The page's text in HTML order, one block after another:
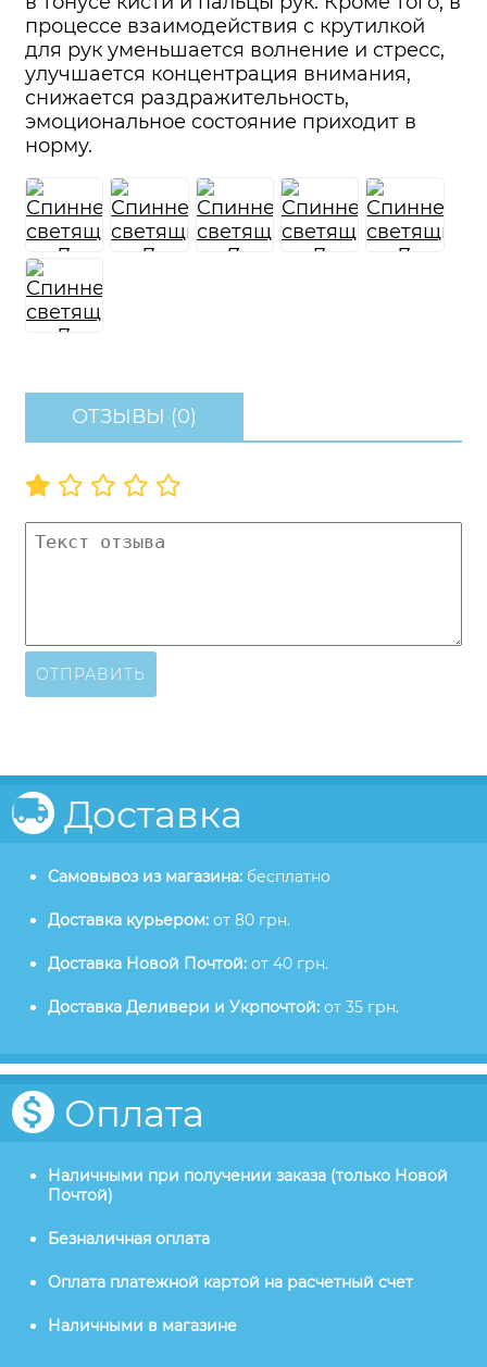
процессе взаимодействия с крутилкой
для рук уменьшается волнение и стресс,
улучшается концентрация внимания,
снижается раздражительность,
эмоциональное состояние приходит в
норму.
ОТЗЫВЫ (0)
ОТПРАВИТЬ
Доставка
Самовывоз из магазина: бесплатно
Доставка курьером: от 80 грн.
Доставка Новой Почтой: от 40 грн.
Доставка Деливери и Укрпочтой: от 35 грн.
Оплата
Наличными при получении заказа (только Новой
Почтой)
Безналичная оплата
Оплата платежной картой на расчетный счет
Наличными в магазине